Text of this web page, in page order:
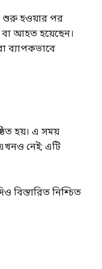
শুরু হওয়ার পর
বা আহত হয়েছেন।
ব্যাপকভাবে
হয়। এ সময়
নেই; এটি
বিস্তারিত নিশ্চিত